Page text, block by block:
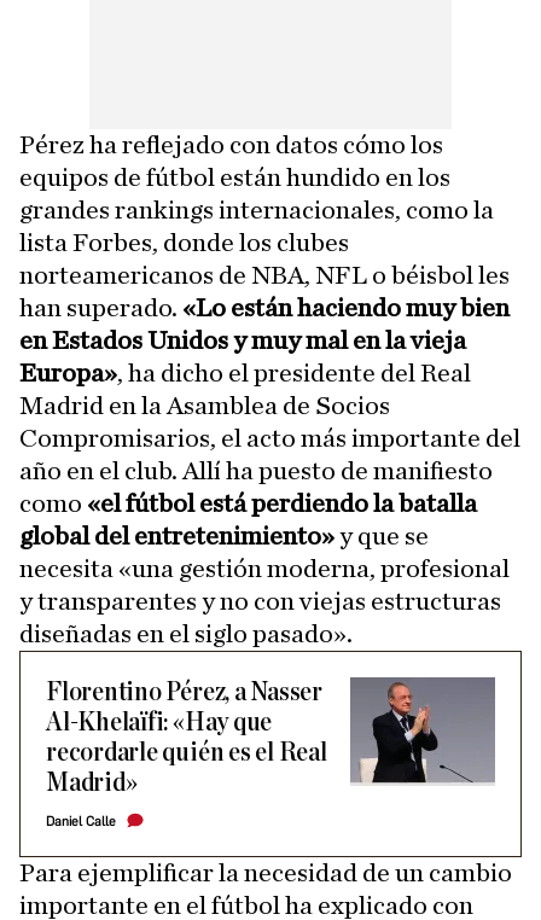
Pérez ha reflejado con datos cómo los
equipos de fútbol están hundido en los
grandes rankings internacionales, como la
lista Forbes, donde los clubes
norteamericanos de NBA, NFL o béisbol les
han superado. «Lo están haciendo muy bien
en Estados Unidos y muy mal en la vieja
Europa», ha dicho el presidente del Real
Madrid en la Asamblea de Socios
Compromisarios, el acto más importante del
año en el club. Allí ha puesto de manifiesto
como «el fútbol está perdiendo la batalla
global del entretenimiento»y que se
necesita «una gestión moderna, profesional
y transparentes y no con viejas estructuras
diseñadas en el siglo pasado».
Florentino Pérez, a Nasser
Al-Khelaïfi: «Hay que
recordarle quién es el Real
Madrid»
Daniel Calle
Para ejemplificar la necesidad de un cambio
importante en el fútbol ha explicado con